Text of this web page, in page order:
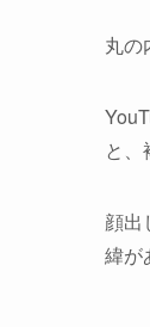
丸の
と、
顔出
緯が